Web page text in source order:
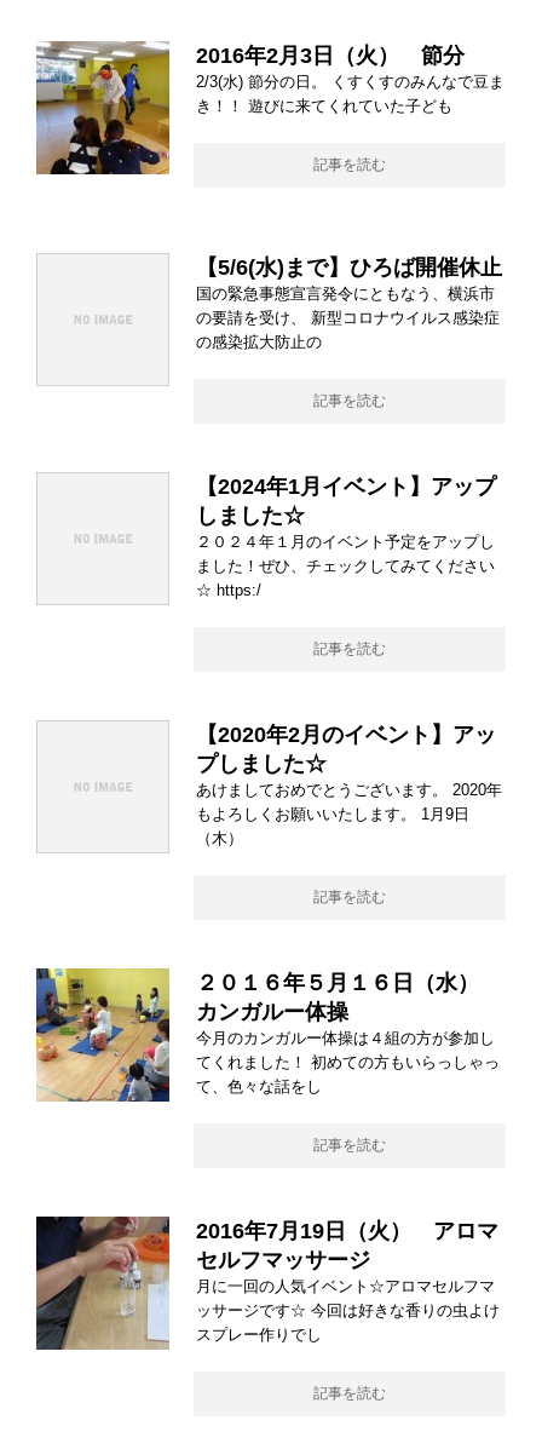
2016年2月3日（火） 節分
2/3(水) 節分の日。 くすくすのみんなで豆ま
き！！ 遊びに来てくれていた子ども
記事を読む
【5/6(水)まで】ひろば開催休止
国の緊急事態宣言発令にともなう、横浜市
の要請を受け、 新型コロナウイルス感染症
の感染拡大防止の
記事を読む
【2024年1月イベント】アップ
しました☆
２０２４年１月のイベント予定をアップし
ました！ぜひ、チェックしてみてください
☆ https:/
記事を読む
【2020年2月のイベント】アッ
プしました☆
あけましておめでとうございます。 2020年
もよろしくお願いいたします。 1月9日
（木）
記事を読む
２０１６年５月１６日（水）
カンガルー体操
今月のカンガルー体操は４組の方が参加し
てくれました！ 初めての方もいらっしゃっ
て、色々な話をし
記事を読む
2016年7月19日（火） アロマ
セルフマッサージ
月に一回の人気イベント☆アロマセルフマ
ッサージです☆ 今回は好きな香りの虫よけ
スプレー作りでし
記事を読む